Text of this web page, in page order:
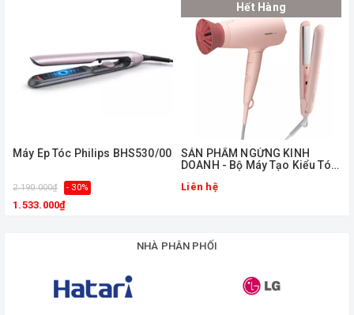
Máy Ép Tóc Philips BHS530/00
2.190.000₫ - 30%
1.533.000₫
Hết Hàng
ㅤSẢN PHẨM NGỪNG KINH
DOANH - Bộ Máy Tạo Kiểu Tóc
Liên hệ
NHÀ PHÂN PHỐI